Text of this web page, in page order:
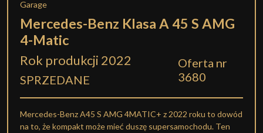
Mercedes-Benz Klasa A 45 S AMG
4-Matic
Rok produkcji 2022
SPRZEDANE
Oferta nr
3680
Mercedes-Benz A45 S AMG 4MATIC+ z 2022 roku to dowód
na to, że kompakt może mieć duszę supersamochodu. Ten